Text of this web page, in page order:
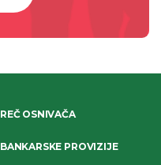
REČ OSNIVAČA
BANKARSKE PROVIZIJE